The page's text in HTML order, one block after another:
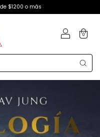
$1200 o más
0